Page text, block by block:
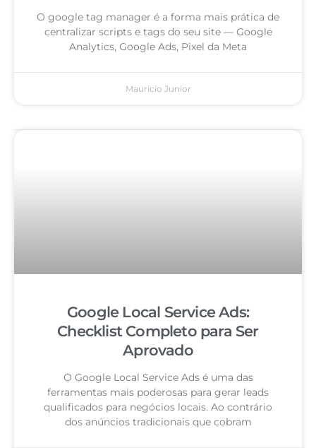
O google tag manager é a forma mais prática de
centralizar scripts e tags do seu site — Google
Analytics, Google Ads, Pixel da Meta
Mauricio Junior
Google Local Service Ads:
Checklist Completo para Ser
Aprovado
O Google Local Service Ads é uma das
ferramentas mais poderosas para gerar leads
qualificados para negócios locais. Ao contrário
dos anúncios tradicionais que cobram